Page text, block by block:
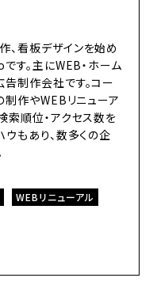
看板デザインを始め
す。主にWEB・ホーム
制作会社です。コー
制作やWEBリニューア
索順位・アクセス数を
もあり、数多くの企
WEBリニューアル